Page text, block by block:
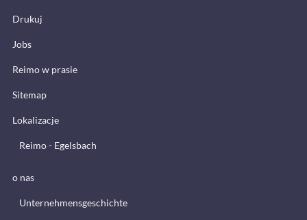
Drukuj
Jobs
Reimo w prasie
Sitemap
Lokalizacje
Reimo - Egelsbach
o nas
Unternehmensgeschichte